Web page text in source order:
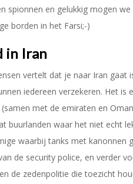
spionnen en gelukkig mogen
borden in het Farsi;-)
in Iran
vertelt dat je naar Iran gaat
iedereen verzekeren. Het
met de emiraten en
buurlanden waar het niet echt
waarbij tanks met kanonnen
de security police, en verder
de zedenpolitie die toezicht